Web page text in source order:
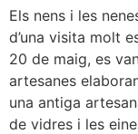
Els nens i les
d’una visita molt
20 de maig, es
artesanes
una antiga
de vidres i les